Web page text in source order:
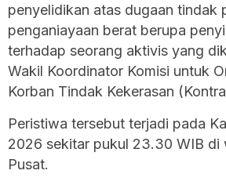
penyelidikan atas dugaan tindak
penganiayaan berat berupa
terhadap seorang aktivis yang
Wakil Koordinator Komisi untuk
Korban Tindak Kekerasan
Peristiwa tersebut terjadi pada
2026 sekitar pukul 23.30 WIB di
Pusat.